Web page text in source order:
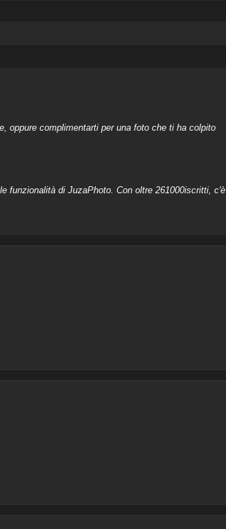
oppure complimentarti per una foto che ti ha colpito
funzionalità di JuzaPhoto. Con oltre 261000iscritti, c'è